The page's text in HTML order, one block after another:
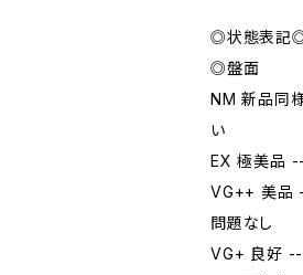
◎状態表記
◎盤面
NM 新品同
い
EX 極美品
VG++ 美品
問題なし
VG+ 良好